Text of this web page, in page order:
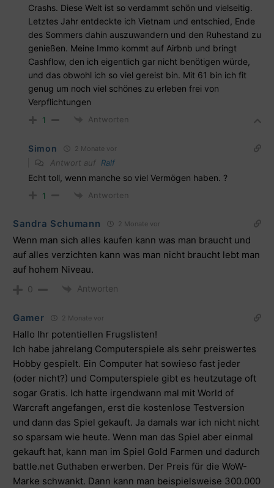
Crashs. Diese Welt ist so verdammt schön und vielseitig.
Letztes Jahr entdeckte ich Vietnam und entschied, Ende
des Sommers dahin auszuwandern und den Ruhestand zu
genießen. Meine Immo kommt auf Airbnb und bringt
Cashflow, den ich eigentlich gar nicht benötigen würde,
und das obwohl ich so viel gereist bin. Mit 61 bin ich fit
genug um noch viel schönes zu erleben frei von
Verpflichtungen
1 Antworten
Simon 2 Monate vor
Antwort auf Ralf
Echt toll, wenn manche so viel Vermögen haben. ?
1 Antworten
Sandra Schumann 2 Monate vor
Wenn man sich alles kaufen kann was man braucht und
auf alles verzichten kann was man nicht braucht lebt man
auf hohem Niveau.
0 Antworten
Gamer 2 Monate vor
Hallo Ihr potentiellen Frugslisten!
Ich habe jahrelang Computerspiele als sehr preiswertes
Hobby gespielt. Ein Computer hat sowieso fast jeder
(oder nicht?) und Computerspiele gibt es heutzutage oft
sogar Gratis. Ich hatte irgendwann mal mit World of
Warcraft angefangen, erst die kostenlose Testversion
und dann das Spiel gekauft. Ja damals war ich nicht nicht
so sparsam wie heute. Wenn man das Spiel aber einmal
gekauft hat, kann man im Spiel Gold Farmen und dadurch
battle.net Guthaben erwerben. Der Preis für die WoW-
Marke schwankt. Dann kann man beispielsweise 300.000